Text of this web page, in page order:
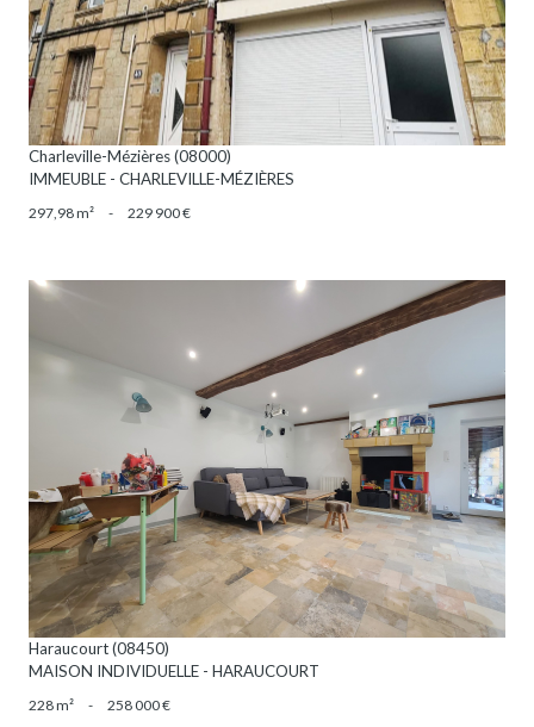
Charleville-Mézières (08000)
IMMEUBLE - CHARLEVILLE-MÉZIÈRES
297,98 m² - 229 900 €
VOIR LE BIEN
Haraucourt (08450)
MAISON INDIVIDUELLE - HARAUCOURT
228 m² - 258 000 €